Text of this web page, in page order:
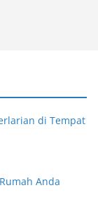
di Tempat
Anda